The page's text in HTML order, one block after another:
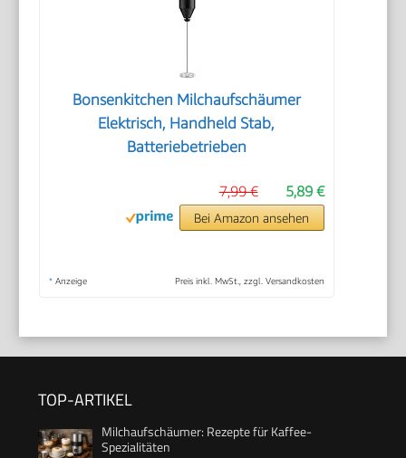
Bonsenkitchen Milchaufschäumer
Elektrisch, Handheld Stab,
Batteriebetrieben
5,89 €
7,99 €
Bei Amazon ansehen
* Anzeige Preis inkl. MwSt., zzgl. Versandkosten
TOP-ARTIKEL
Milchaufschäumer: Rezepte für Kaffee-
Spezialitäten